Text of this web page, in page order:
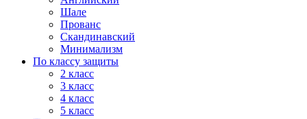
Шале
Прованс
Скандинавский
Минимализм
По классу защиты
2 класс
3 класс
4 класс
5 класс